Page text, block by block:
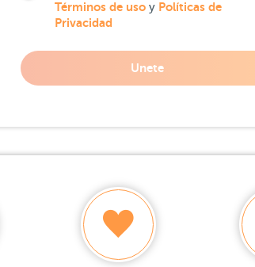
Términos de uso y Políticas de
Privacidad
Unete